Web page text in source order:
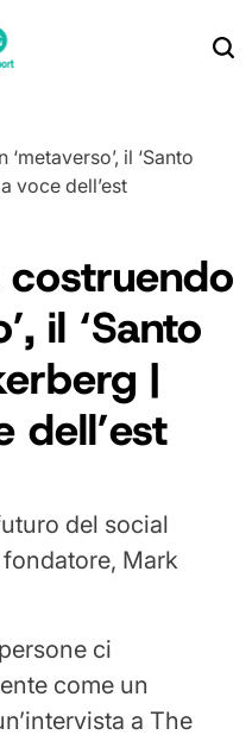
il ‘Santo
|
dell’est
del social
Mark
ci
come un
a The